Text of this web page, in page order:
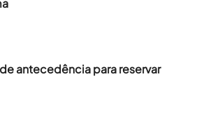
antecedência para reservar